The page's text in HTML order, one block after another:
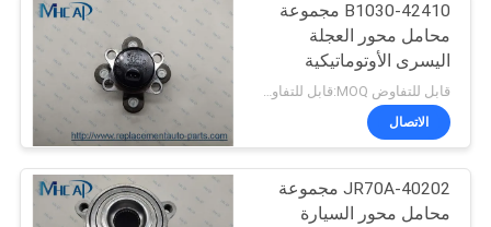
وسادات الفرامل
السيارات
50
42410-B1030 مجموعة
محامل محور العجلة
اليسرى الأوتوماتيكية
42410-BZ010 42410-
B1010 لـ DAIHATSU
TOYOTA
الاتصال
40202-JR70A مجموعة
محامل محور السيارة